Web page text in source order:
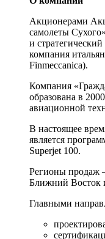
Акционерами
самолеты
и
компания
Finmeccanica).
Компания
образована в
авиационной
В настоящее
является
Superjet 100.
Регионы продаж
Ближний Восток
Главными